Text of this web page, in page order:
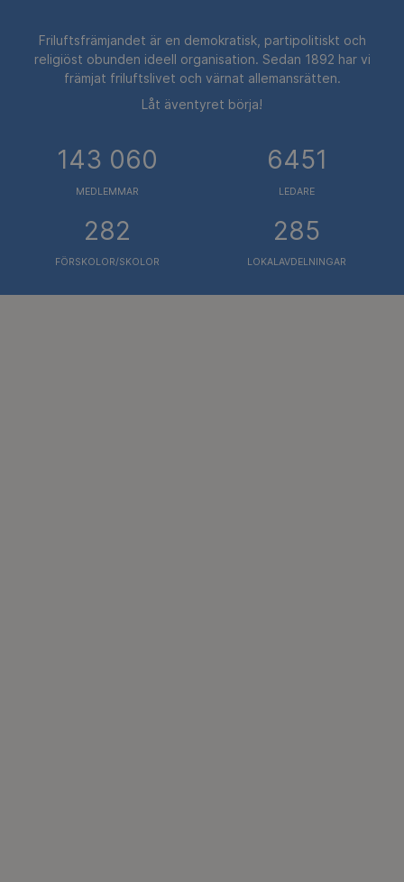
Friluftsfrämjandet är en demokratisk, partipolitiskt och
religiöst obunden ideell organisation. Sedan 1892 har vi
främjat friluftslivet och värnat allemansrätten.
Låt äventyret börja!
143 060
MEDLEMMAR
6451
LEDARE
282
FÖRSKOLOR/SKOLOR
285
LOKALAVDELNINGAR